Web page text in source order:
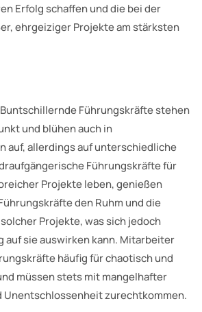
Erfolg schaffen und die bei der
ehrgeiziger Projekte am stärksten
Führungskräfte stehen
und blühen auch in
auf, allerdings auf unterschiedliche
Führungskräfte für
Projekte leben, genießen
den Ruhm und die
Projekte, was sich jedoch
auf sie auswirken kann. Mitarbeiter
häufig für chaotisch und
müssen stets mit mangelhafter
Unentschlossenheit zurechtkommen.